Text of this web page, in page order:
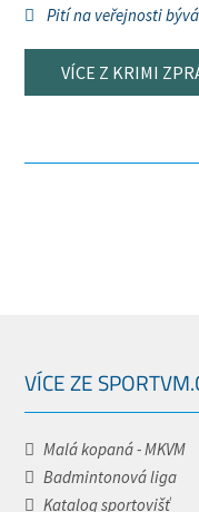
Pití na veřejnosti
VÍCE Z KRIMI
VÍCE ZE
Malá kopaná - MKVM
Badmintonová liga
Katalog sportovišť